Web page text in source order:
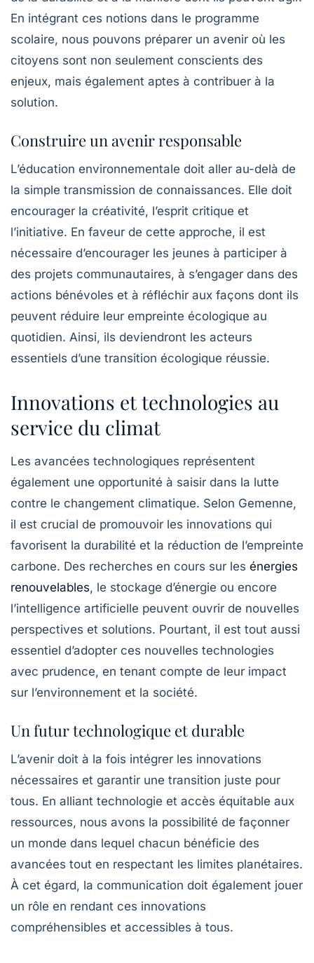
En intégrant ces notions dans le programme
scolaire, nous pouvons préparer un avenir où les
citoyens sont non seulement conscients des
enjeux, mais également aptes à contribuer à la
solution.
Construire un avenir responsable
L’éducation environnementale doit aller au-delà de
la simple transmission de connaissances. Elle doit
encourager la créativité, l’esprit critique et
l’initiative. En faveur de cette approche, il est
nécessaire d’encourager les jeunes à participer à
des projets communautaires, à s’engager dans des
actions bénévoles et à réfléchir aux façons dont ils
peuvent réduire leur empreinte écologique au
quotidien. Ainsi, ils deviendront les acteurs
essentiels d’une transition écologique réussie.
Innovations et technologies au
service du climat
Les avancées technologiques représentent
également une opportunité à saisir dans la lutte
contre le changement climatique. Selon Gemenne,
il est crucial de promouvoir les innovations qui
favorisent la durabilité et la réduction de l’empreinte
carbone. Des recherches en cours sur les énergies
renouvelables, le stockage d’énergie ou encore
l’intelligence artificielle peuvent ouvrir de nouvelles
perspectives et solutions. Pourtant, il est tout aussi
essentiel d’adopter ces nouvelles technologies
avec prudence, en tenant compte de leur impact
sur l’environnement et la société.
Un futur technologique et durable
L’avenir doit à la fois intégrer les innovations
nécessaires et garantir une transition juste pour
tous. En alliant technologie et accès équitable aux
ressources, nous avons la possibilité de façonner
un monde dans lequel chacun bénéficie des
avancées tout en respectant les limites planétaires.
À cet égard, la communication doit également jouer
un rôle en rendant ces innovations
compréhensibles et accessibles à tous.